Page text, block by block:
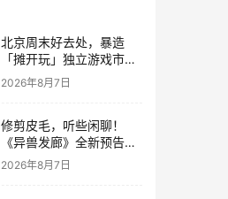
北京周末好去处，暴造
「摊开玩」独立游戏市集
正式开票！
2026年8月7日
修剪皮毛，听些闲聊！
《异兽发廊》全新预告与
Steam免费试玩公开
2026年8月7日